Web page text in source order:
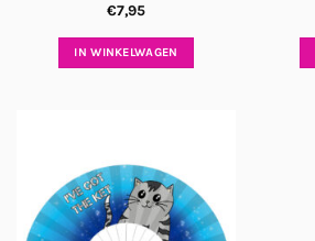
€7,95
IN WINKELWAGEN